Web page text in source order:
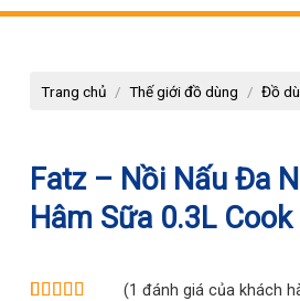
Trang chủ / Thế giới đồ dùng / Đồ
Fatz – Nồi Nấu Đa
Hâm Sữa 0.3L
(1 đánh giá của khách